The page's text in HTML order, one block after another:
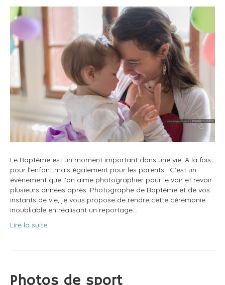
Le Baptême est un moment important dans une vie. A la fois
pour l’enfant mais également pour les parents ! C’est un
évènement que l’on aime photographier pour le voir et revoir
plusieurs années après. Photographe de Baptême et de vos
instants de vie, je vous propose de rendre cette cérémonie
inoubliable en réalisant un reportage…
Lire la suite
Photos de sport